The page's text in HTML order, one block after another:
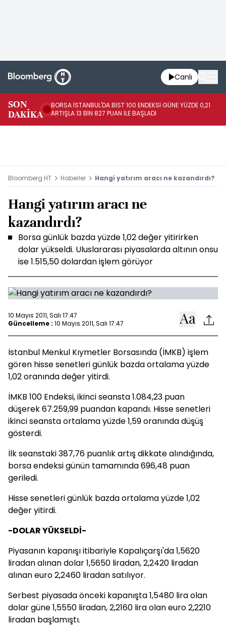
Canlı
SON
DAKİKA
BORSA İSTANBUL'DA BIST 100 ENDEKSİ GÜNE YÜZDE 0,21
ARTIŞLA 13 BİN 827 PUAN İLE BAŞLADI
Bloomberg HT Haberler Hangi yatırım aracı ne kazandırdı?
Hangi yatırım aracı ne
kazandırdı?
Borsa günlük bazda yüzde 1,02 değer yitirirken
dolar yükseldi. Uluslararası piyasalarda altının onsu
ise 1.515,50 dolardan işlem görüyor
10 Mayıs 2011, Salı 17:47
Güncelleme : 10 Mayıs 2011, Salı 17:47
İstanbul Menkul Kıymetler Borsasında (İMKB) işlem
gören hisse senetleri günlük bazda ortalama yüzde
1,02 oranında değer yitirdi.
İMKB 100 Endeksi, ikinci seansta 1.084,23 puan
düşerek 67.259,99 puandan kapandı. Hisse senetleri
ikinci seansta ortalama yüzde 1,59 oranında düşüş
gösterdi.
İlk seanstaki 387,76 puanlık artış dikkate alındığında,
borsa endeksi günün tamamında 696,48 puan
geriledi.
Hisse senetleri günlük bazda ortalama yüzde 1,02
değer yitirdi.
-DOLAR YÜKSELDİ-
Piyasanın kapanışı itibariyle Kapalıçarşı'da 1,5620
liradan alınan dolar 1,5650 liradan, 2,2420 liradan
alınan euro 2,2460 liradan satılıyor.
Serbest piyasada önceki kapanışta 1,5480 lira olan
dolar güne 1,5550 liradan, 2,2160 lira olan euro 2,2210
liradan başlamıştı.